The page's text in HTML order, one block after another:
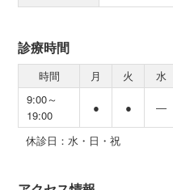
診療時間
時間 月 火 水
9:00～
19:00
● ● ―
休診日：水・日・祝